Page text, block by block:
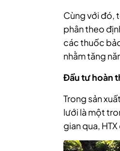
Cùng với đó,
phân theo
các thuốc
nhằm tăng
Đầu tư hoàn
Trong sản
lưới là một
gian qua,